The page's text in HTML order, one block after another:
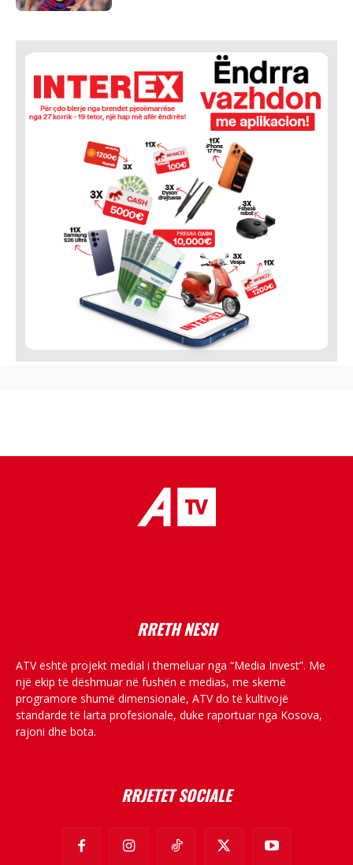
RRETH NESH
ATV është projekt medial i themeluar nga “Media Invest”. Me
një ekip të dëshmuar në fushën e medias, me skemë
programore shumë dimensionale, ATV do të kultivojë
standarde të larta profesionale, duke raportuar nga Kosova,
rajoni dhe bota.
RRJETET SOCIALE